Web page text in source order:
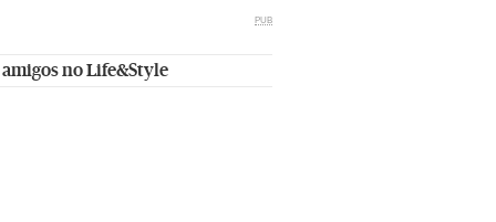
PUB
amigos no Life&Style